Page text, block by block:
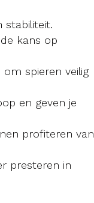
stabiliteit.
kans op
spieren veilig
en geven je
profiteren van
presteren in